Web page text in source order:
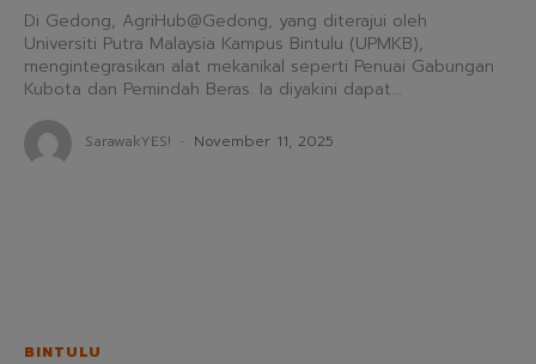
Di Gedong, AgriHub@Gedong, yang diterajui oleh
Universiti Putra Malaysia Kampus Bintulu (UPMKB),
mengintegrasikan alat mekanikal seperti Penuai Gabungan
Kubota dan Pemindah Beras. Ia diyakini dapat...
SarawakYES! - November 11, 2025
BINTULU